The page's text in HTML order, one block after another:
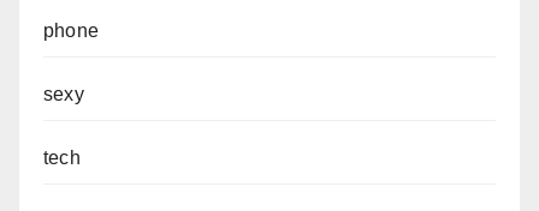
phone
sexy
tech